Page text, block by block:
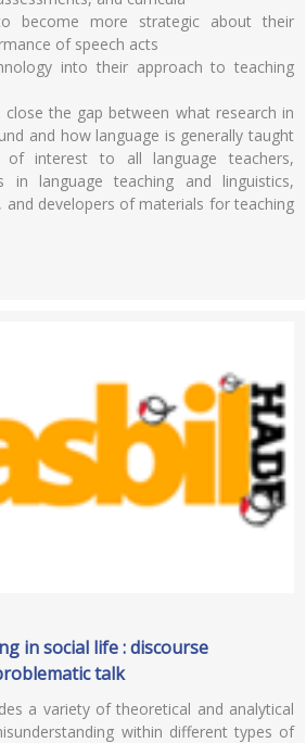
become more strategic about their
of speech acts
into their approach to teaching
the gap between what research in
and how language is generally taught
interest to all language teachers,
in language teaching and linguistics,
and developers of materials for teaching
in social life : discourse
talk
a variety of theoretical and analytical
within different types of